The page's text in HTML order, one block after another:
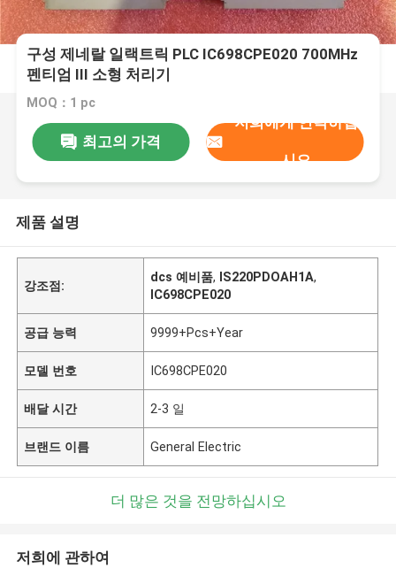
구성 제네랄 일랙트릭 PLC IC698CPE020 700MHz
펜티엄 III 소형 처리기
MOQ：1 pc
최고의 가격
저희에게 연락하십
시오
제품 설명
강조점:
dcs 예비품, IS220PDOAH1A,
IC698CPE020
공급 능력 9999+Pcs+Year
모델 번호 IC698CPE020
배달 시간 2-3 일
브랜드 이름 General Electric
더 많은 것을 전망하십시오
저희에 관하여